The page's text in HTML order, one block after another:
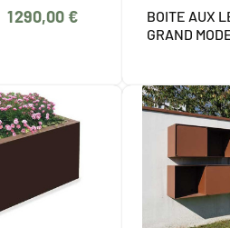
1 290,00 €
BOITE AUX
GRAND